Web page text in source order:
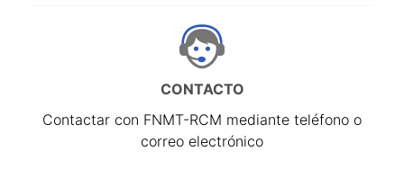
CONTACTO
Contactar con FNMT-RCM mediante teléfono o
correo electrónico